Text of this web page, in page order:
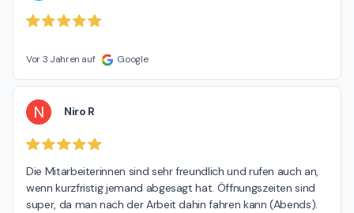
Vor 3 Jahren auf Google
N Niro R
Die Mitarbeiterinnen sind sehr freundlich und rufen auch an,
wenn kurzfristig jemand abgesagt hat. Öffnungszeiten sind
super, da man nach der Arbeit dahin fahren kann (Abends).